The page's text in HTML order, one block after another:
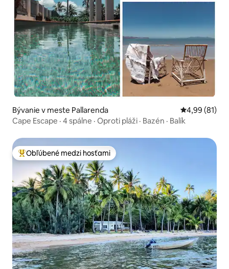
Bývanie v meste Pallarenda Priemerné
4,99 (81)
Cape Escape · 4 spálne · Oproti pláži · Bazén · Balík
Najobľúbenejšie medzi hosťami
Obľúbené medzi hosťami